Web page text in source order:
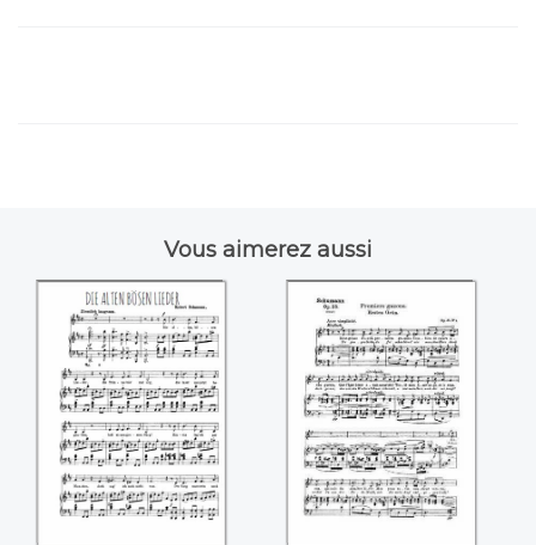
Vous aimerez aussi
Die alten bosen
Lieder ((Robert
Schumann))
Erstes Grun
((Robert
Schumann))